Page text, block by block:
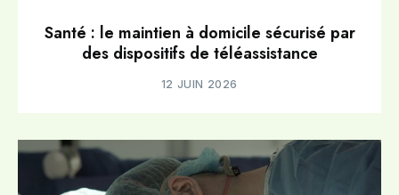
Santé : le maintien à domicile sécurisé par
des dispositifs de téléassistance
12 JUIN 2026